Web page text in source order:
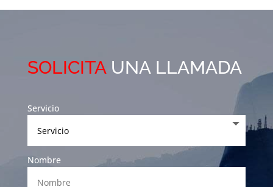
SOLICITAUNA LLAMADA
Servicio
Nombre